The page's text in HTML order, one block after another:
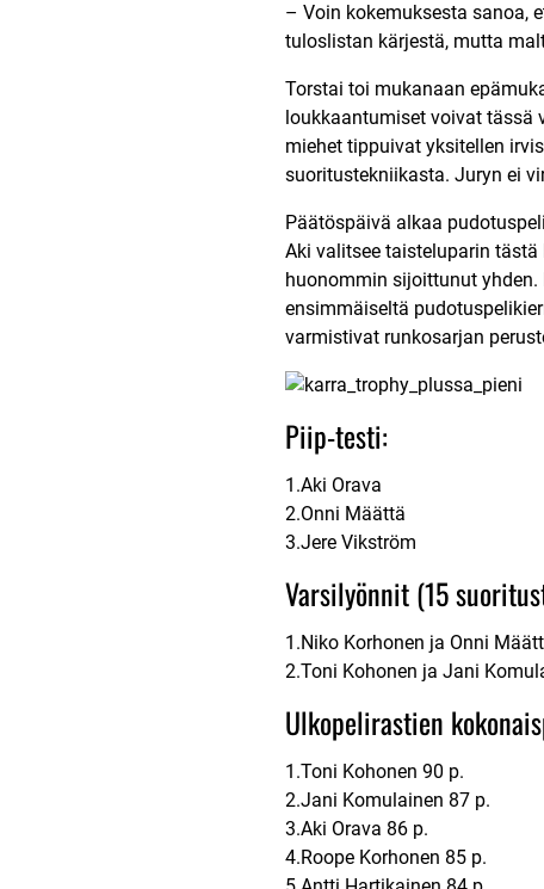
– Voin kokemuksesta sanoa,
tuloslistan kärjestä, mutta
Torstai toi mukanaan
loukkaantumiset voivat tässä
miehet tippuivat yksitellen
suoritustekniikasta. Juryn ei
Päätöspäivä alkaa
Aki valitsee taisteluparin
huonommin sijoittunut
ensimmäiseltä
varmistivat runkosarjan
Piip-testi:
1.Aki Orava
2.Onni Määttä
3.Jere Vikström
Varsilyönnit (15
1.Niko Korhonen ja Onni
2.Toni Kohonen ja Jani
Ulkopelirastien
1.Toni Kohonen 90 p.
2.Jani Komulainen 87 p.
3.Aki Orava 86 p.
4.Roope Korhonen 85 p.